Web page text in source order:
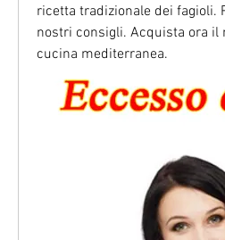
ricetta tradizionale dei fagioli.
nostri consigli. Acquista ora il
cucina mediterranea.